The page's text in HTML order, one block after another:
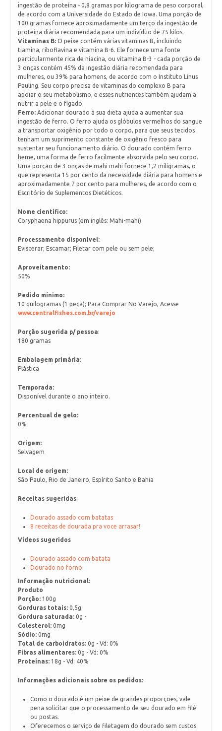
ingestão de proteína - 0,8 gramas por kilograma de peso corporal,
de acordo com a Universidade do Estado de Iowa. Uma porção de
100 gramas fornece aproximadamente um terço da ingestão de
proteína diária recomendada para um indivíduo de 75 kilos.
Vitaminas B: O peixe contém várias vitaminas B, incluindo
tiamina, riboflavina e vitamina B-6. Ele fornece uma fonte
particularmente rica de niacina, ou vitamina B-3 - cada porção de
3 onças contém 45% da ingestão diária recomendada para
mulheres, ou 39% para homens, de acordo com o Instituto Linus
Pauling. Seu corpo precisa de vitaminas do complexo B para
apoiar o seu metabolismo, e esses nutrientes também ajudam a
nutrir a pele e o fígado.
Ferro: Adicionar dourado à sua dieta ajuda a aumentar sua
ingestão de ferro. O ferro ajuda os glóbulos vermelhos do sangue
a transportar oxigênio por todo o corpo, para que seus tecidos
tenham um suprimento constante de oxigênio fresco para
sustentar seu funcionamento diário. O dourado contém ferro
heme, uma forma de ferro facilmente absorvida pelo seu corpo.
Uma porção de 3 onças de mahi mahi fornece 1,2 miligramas, o
que representa 15 por cento da necessidade diária para homens e
aproximadamente 7 por cento para mulheres, de acordo com o
Escritório de Suplementos Dietéticos.
Nome científico:
Coryphaena hippurus (em inglês: Mahi-mahi)
Processamento disponível:
Eviscerar; Escamar; Filetar com pele ou sem pele;
Aproveitamento:
50%
Pedido mínimo:
10 quilogramas (1 peça); Para Comprar No Varejo, Acesse
www.centralfishes.com.br/varejo
Porção sugerida p/ pessoa:
180 gramas
Embalagem primária:
Plástica
Temporada:
Disponível durante o ano inteiro.
Percentual de gelo:
0%
Origem:
Selvagem
Local de origem:
São Paulo, Rio de Janeiro, Espírito Santo e Bahia
Receitas sugeridas:
Dourado assado com batatas
8 receitas de dourada pra voce arrasar!
Vídeos sugeridos
Dourado assado com batata
Dourado no forno
Informação nutricional:
Produto
Porção: 100g
Gorduras totais: 0,5g
Gordura saturada: 0g -
Colesterol: 0mg
Sódio: 0mg
Total de carboidratos: 0g - Vd: 0%
Fibras alimentares: 0g - Vd: 0%
Proteínas: 18g - Vd: 40%
Informações adicionais sobre os pedidos:
Como o dourado é um peixe de grandes proporções, vale
pena solicitar que o processamento de seu dourado em filé
ou postas.
Oferecemos o serviço de filetagem do dourado sem custos